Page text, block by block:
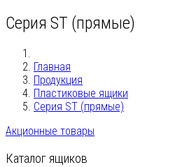
Серия ST (прямые)
Главная
Продукция
Пластиковые ящики
Серия ST (прямые)
Акционные товары
Каталог ящиков